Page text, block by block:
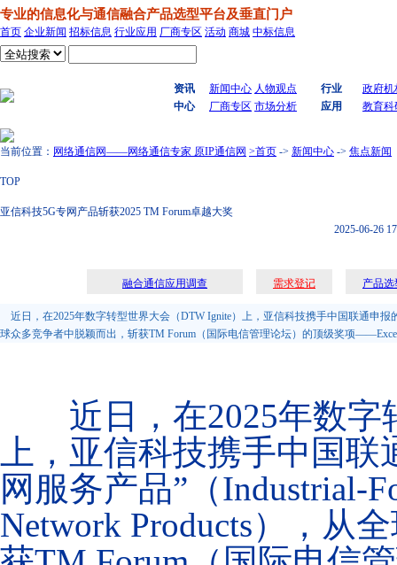
专业的信息化与通信融合产品选型平台及垂直门户
首页 企业新闻 招标信息 行业应用 厂商专区 活动 商城 中标信息
资讯
中心
新闻中心 人物观点
厂商专区 市场分析
行业
应用
政府
教育
当前位置： 网络通信网——网络通信专家 原IP通信网 >首页 -> 新闻中心 -> 焦点新闻
TOP
亚信科技5G专网产品斩获2025 TM Forum卓越大奖
2025-06-26
融合通信应用调查 需求登记 产品选
近日，在2025年数字转型世界大会（DTW Ignite）上，亚信科技携手中国联通申报
球众多竞争者中脱颖而出，斩获TM Forum（国际电信管理论坛）的顶级奖项
近日，在2025年数字
上，亚信科技携手中国
网服务产品”（Industrial-
Network Products），从